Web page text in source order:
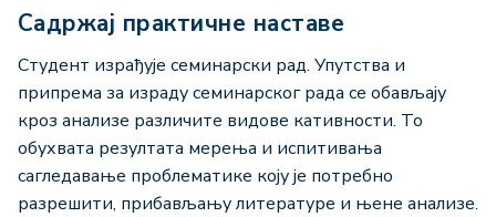
Садржај практичне наставе
Студент израђује семинарски рад. Упутства и
припрема за израду семинарског рада се обављају
кроз анализе различите видове кативности. То
обухвата резултата мерења и испитивања
сагледавање проблематике коју је потребно
разрешити, прибављању литературе и њене анализе.